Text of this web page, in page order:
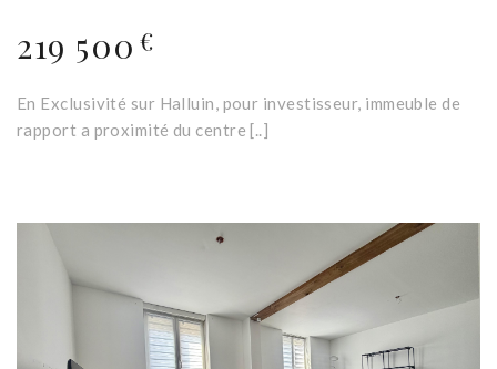
219 500 €
En Exclusivité sur Halluin, pour investisseur, immeuble de
rapport a proximité du centre [..]